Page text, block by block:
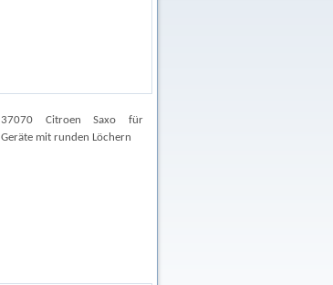
37070 Citroen Saxo für
Geräte mit runden Löchern